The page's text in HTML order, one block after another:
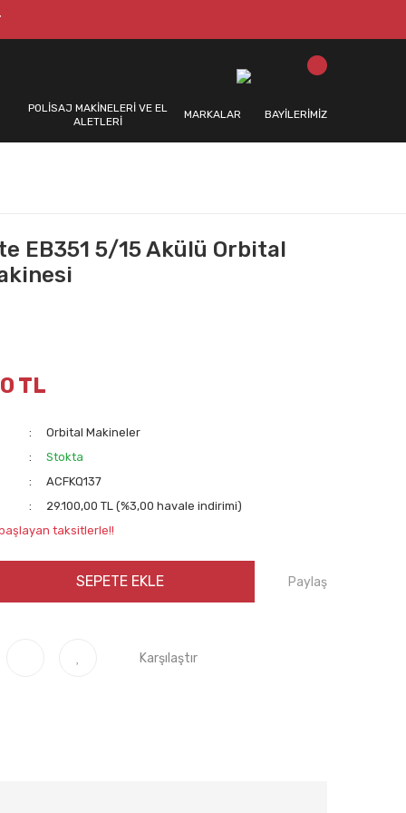
POLİSAJ MAKİNELERİ VE EL
ALETLERİ
MARKALAR BAYİLERİMİZ
EB351 5/15 Akülü Orbital
TL
Orbital Makineler
Stokta
ACFKQ137
29.100,00 TL (%3,00 havale indirimi)
taksitlerle!!
SEPETE EKLE Paylaş
Karşılaştır